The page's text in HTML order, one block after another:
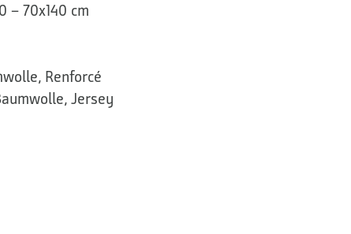
– 70x140 cm
Renforcé
Jersey